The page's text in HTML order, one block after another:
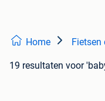
Home Fietsen
19 resultaten voor